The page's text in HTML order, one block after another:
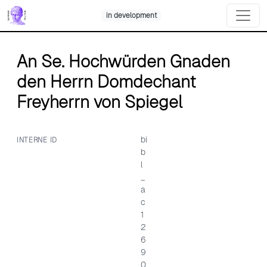
Skip
to
content
in development
An Se. Hochwürden Gnaden
den Herrn Domdechant
Freyherrn von Spiegel
INTERNE ID
bi
b
l
a
c
1
2
6
9
0